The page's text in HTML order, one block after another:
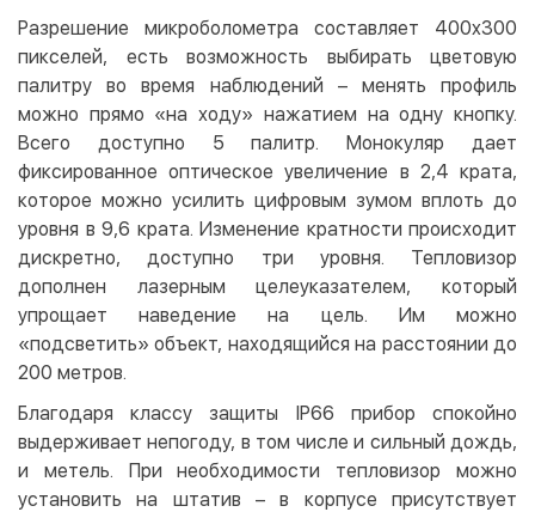
Разрешение микроболометра составляет 400x300
пикселей, есть возможность выбирать цветовую
палитру во время наблюдений – менять профиль
можно прямо «на ходу» нажатием на одну кнопку.
Всего доступно 5 палитр. Монокуляр дает
фиксированное оптическое увеличение в 2,4 крата,
которое можно усилить цифровым зумом вплоть до
уровня в 9,6 крата. Изменение кратности происходит
дискретно, доступно три уровня. Тепловизор
дополнен лазерным целеуказателем, который
упрощает наведение на цель. Им можно
«подсветить» объект, находящийся на расстоянии до
200 метров.
Благодаря классу защиты IP66 прибор спокойно
выдерживает непогоду, в том числе и сильный дождь,
и метель. При необходимости тепловизор можно
установить на штатив – в корпусе присутствует